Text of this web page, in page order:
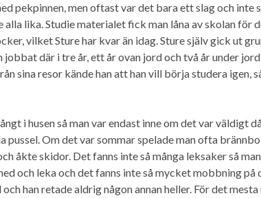
pekpinnen, men oftast var det bara ett slag och inte
alla lika. Studie materialet fick man låna av skolan för
vilket Sture har kvar än idag. Sture själv gick ut
där i tre år, ett år ovan jord och två år under
sina resor kände han att han vill börja studera igen,
i husen så man var endast inne om det var väldigt
pussel. Om det var sommar spelade man ofta
åkte skidor. Det fanns inte så många leksaker så
och leka och det fanns inte så mycket mobbning på
han retade aldrig någon annan heller. För det